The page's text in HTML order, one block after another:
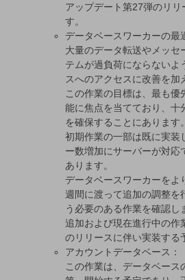
アップデート第27弾のリ
す。
データベースワーカーの最
大量のデータ転送やメッセ
テムが過負荷にならないよ
スへのアクセスに改善を加
この作業の目標は、最も
能に焦点を当てており、十
を確保することにあります。
初期作業の一部は既に実装
ー数増加にサーバーが対応
あります。
データベースワーカーをよ
週間に渡って追加の調整を
う必要のある作業を確認し
追加および現在進行中の作
のリリースに伴い実装する
アカウントデータベース：
この作業は、データベース